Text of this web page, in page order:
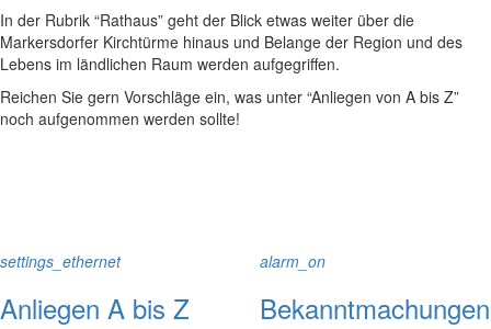
In der Rubrik “Rathaus” geht der Blick etwas weiter über die
Markersdorfer Kirchtürme hinaus und Belange der Region und des
Lebens im ländlichen Raum werden aufgegriffen.
Reichen Sie gern Vorschläge ein, was unter “Anliegen von A bis Z”
noch aufgenommen werden sollte!
settings_ethernet
Anliegen A bis Z
alarm_on
Bekanntmachungen